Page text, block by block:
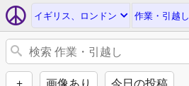
イギリス、ロンドン 作業・引越し